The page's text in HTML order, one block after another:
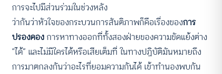
การจะไปมีส่วนร่วมในช่วงหลัง
ว่ากันว่าหัวใจของกระบวนการสันติภาพก็คือเรื่องของการ
ปรองดองการหาทางออกที่ทั้งสองฝ่ายของความขัดแย้งต่าง
“ได้” และไม่มีใครได้หรือเสียเต็มที่ ในทางปฏิบัติมันหมายถึง
การมาตกลงกันว่าอะไรที่ยอมความกันได้ เข้าทำนองพบกัน